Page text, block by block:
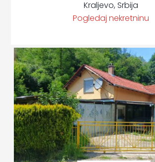
Kraljevo, Srbija
Pogledaj nekretninu